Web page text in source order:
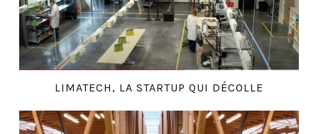
LIMATECH, LA STARTUP QUI DÉCOLLE